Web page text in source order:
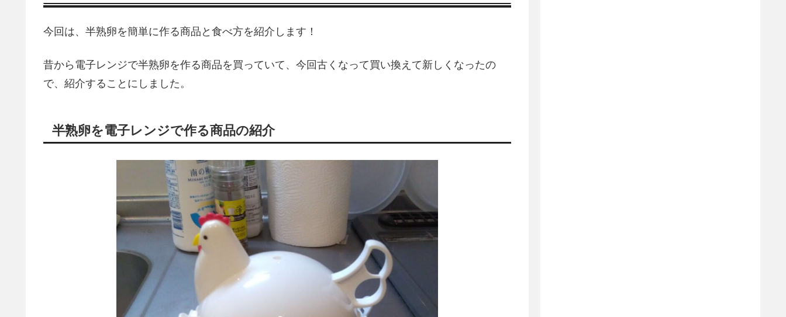
今回は、半熟卵を簡単に作る商品と食べ方を紹介します！
昔から電子レンジで半熟卵を作る商品を買っていて、今回古くなって買い換えて新しくなったの
で、紹介することにしました。
半熟卵を電子レンジで作る商品の紹介